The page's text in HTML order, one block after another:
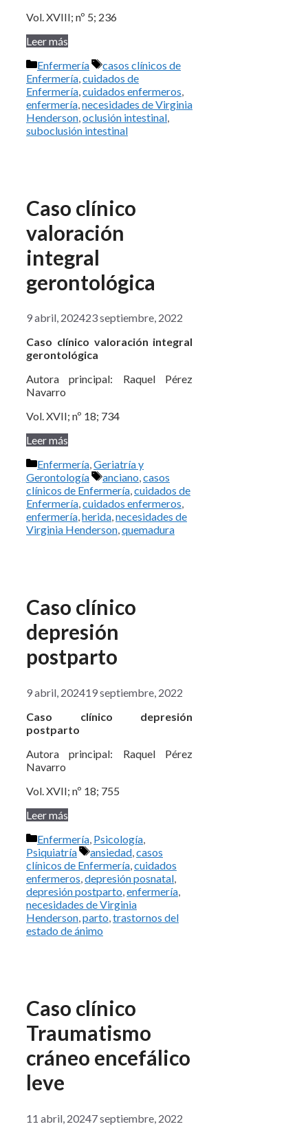
Vol. XVIII; nº 5; 236
Leer más
Categorías
Enfermería Etiquetas
casos clínicos de
Enfermería cuidados de
Enfermería cuidados enfermeros
enfermería necesidades de Virginia
Henderson oclusión intestinal
suboclusión intestinal
Caso clínico
valoración
integral
gerontológica
9 abril, 202423 septiembre, 2022
Caso clínico valoración integral
gerontológica
Autora principal: Raquel Pérez
Navarro
Vol. XVII; nº 18; 734
Leer más
Categorías
Enfermería,Geriatría y
Gerontología
Etiquetas
anciano,casos
clínicos de Enfermería,cuidados de
Enfermería,cuidados enfermeros,
enfermería,herida,necesidades de
Virginia Henderson,quemadura
Caso clínico
depresión
postparto
9 abril, 202419 septiembre, 2022
Caso clínico depresión
postparto
Autora principal: Raquel Pérez
Navarro
Vol. XVII; nº 18; 755
Leer más
Categorías
Enfermería, Psicología,
Psiquiatría
Etiquetas
ansiedad,casos
clínicos de Enfermería,cuidados
enfermeros,depresión posnatal,
depresión postparto,enfermería,
necesidades de Virginia
Henderson,parto,trastornos del
estado de ánimo
Caso clínico
Traumatismo
cráneo encefálico
leve
11 abril, 20247 septiembre, 2022